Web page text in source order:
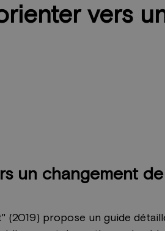
vers
un changement
(2019) propose un guide